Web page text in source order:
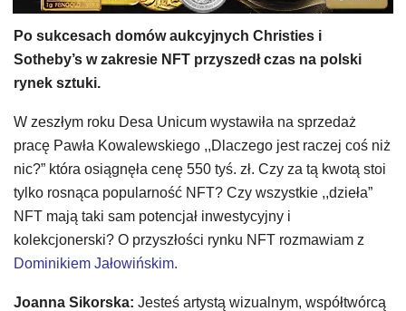
Po sukcesach domów aukcyjnych Christies i
Sotheby’s w zakresie NFT przyszedł czas na polski
rynek sztuki.
W zeszłym roku Desa Unicum wystawiła na sprzedaż
pracę Pawła Kowalewskiego ,,Dlaczego jest raczej coś niż
nic?” która osiągnęła cenę 550 tyś. zł. Czy za tą kwotą stoi
tylko rosnąca popularność NFT? Czy wszystkie ,,dzieła”
NFT mają taki sam potencjał inwestycyjny i
kolekcjonerski? O przyszłości rynku NFT rozmawiam z
Dominikiem Jałowińskim.
Joanna Sikorska: Jesteś artystą wizualnym, współtwórcą